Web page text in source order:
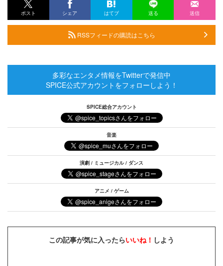
ポスト シェア はてブ 送る 送信
RSSフィードの購読はこちら
多彩なエンタメ情報をTwitterで発信中
SPICE公式アカウントをフォローしよう！
SPICE総合アカウント
音楽
演劇 / ミュージカル / ダンス
アニメ / ゲーム
この記事が気に入ったらいいね！ しよう